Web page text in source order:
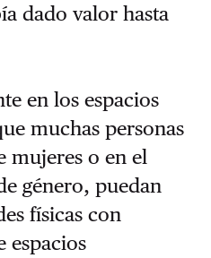
dado valor hasta
en los espacios
muchas personas
mujeres o en el
género, puedan
físicas con
espacios